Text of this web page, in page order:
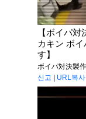
【ボイパ
カキン ボ
す】
ボイパ対決製
신고
URL복사